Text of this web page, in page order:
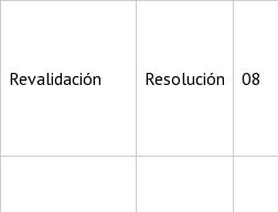
Revalidación Resolución 08